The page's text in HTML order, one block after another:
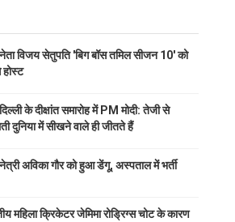
विजय सेतुपति 'बिग बॉस तमिल सीजन 10' को
के दीक्षांत समारोह में PM मोदी: तेजी से
दुनिया में सीखने वाले ही जीतते हैं
अविका गौर को हुआ डेंगू, अस्पताल में भर्ती
महिला क्रिकेटर जेमिमा रोड्रिग्स चोट के कारण